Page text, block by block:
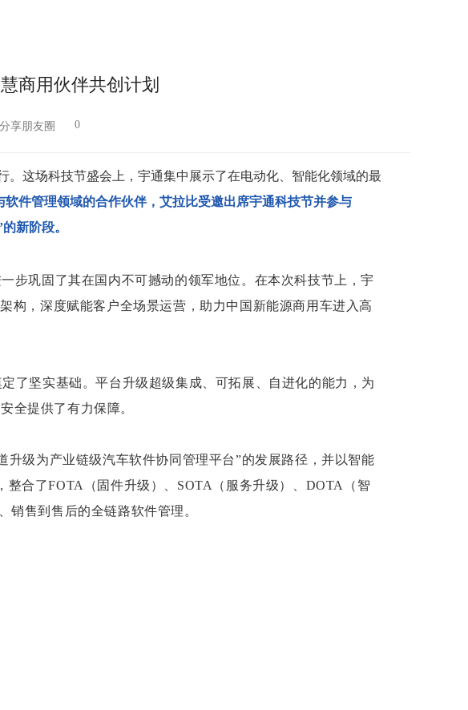
商用伙伴共创计划
分享朋友圈 0
。这场科技节盛会上，宇通集中展示了在电动化、智能化领域的最
件管理领域的合作伙伴， 艾拉比受邀出席宇通科技节并参与
新阶段。
步巩固了其在国内不可撼动的领军地位。在本次科技节上，宇
构，深度赋能客户全场景运营，助力中国新能源商用车进入高
了坚实基础。平台升级超级集成、可拓展、自进化的能力，为
全提供了有力保障。
级为产业链级汽车软件协同管理平台”的发展路径，并以智能
合了FOTA（固件升级）、SOTA（服务升级）、DOTA（智
销售到售后的全链路软件管理。